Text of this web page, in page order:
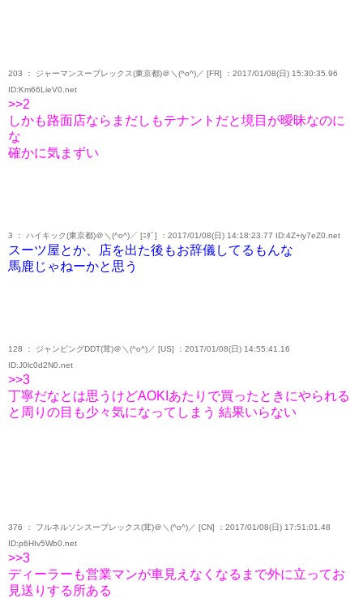
203 ： ジャーマンスープレックス(東京都)＠＼(^o^)／ [FR] ：2017/01/08(日) 15:30:35.96
ID:Km66LieV0.net
>>2
しかも路面店ならまだしもテナントだと境目が曖昧なのに
な
確かに気まずい
3 ： ハイキック(東京都)＠＼(^o^)／ [ﾆﾀﾞ] ：2017/01/08(日) 14:18:23.77 ID:4Z+iy7eZ0.net
スーツ屋とか、店を出た後もお辞儀してるもんな
馬鹿じゃねーかと思う
128 ： ジャンピングDDT(茸)＠＼(^o^)／ [US] ：2017/01/08(日) 14:55:41.16
ID:J0lc0d2N0.net
>>3
丁寧だなとは思うけどAOKIあたりで買ったときにやられる
と周りの目も少々気になってしまう 結果いらない
376 ： フルネルソンスープレックス(茸)＠＼(^o^)／ [CN] ：2017/01/08(日) 17:51:01.48
ID:p6HIv5Wb0.net
>>3
ディーラーも営業マンが車見えなくなるまで外に立ってお
見送りする所ある